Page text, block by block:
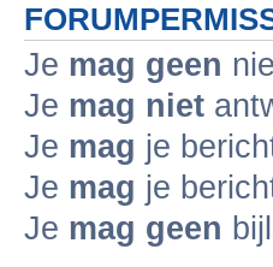
Je mag geen
Je mag niet
Je mag je
Je mag je
Je mag geen